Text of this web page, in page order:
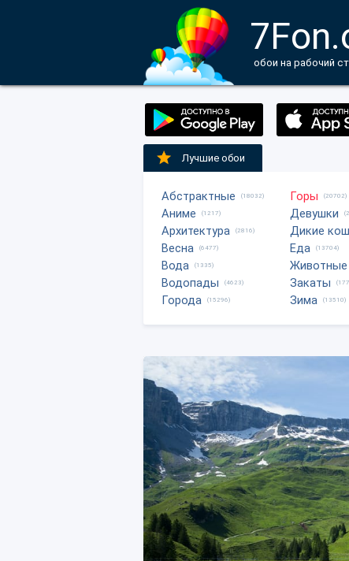
обои на рабочий
Лучшие обои
Абстрактные (18032)
Аниме (1217)
Архитектура (2816)
Весна (6477)
Вода (1335)
Водопады (4623)
Города (15296)
Горы (20702)
Девушки
Дикие
Еда (13704)
Животные
Закаты
Зима (13510)